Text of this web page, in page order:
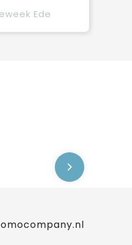
Ede